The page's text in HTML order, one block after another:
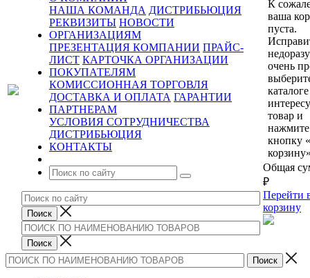
НАША КОМАНДА ДИСТРИБЬЮЦИЯ
РЕКВИЗИТЫ НОВОСТИ
ОРГАНИЗАЦИЯМ
ПРЕЗЕНТАЦИЯ КОМПАНИИ ПРАЙС-
ЛИСТ КАРТОЧКА ОРГАНИЗАЦИИ
ПОКУПАТЕЛЯМ
КОМИССИОННАЯ ТОРГОВЛЯ
ДОСТАВКА И ОПЛАТА ГАРАНТИИ
ПАРТНЕРАМ
УСЛОВИЯ СОТРУДНИЧЕСТВА
ДИСТРИБЬЮЦИЯ
КОНТАКТЫ
К
ваша
пуста.
очень
каталоге
товар и
нажмите
кнопку
Общая
₽
Перейти
корзину